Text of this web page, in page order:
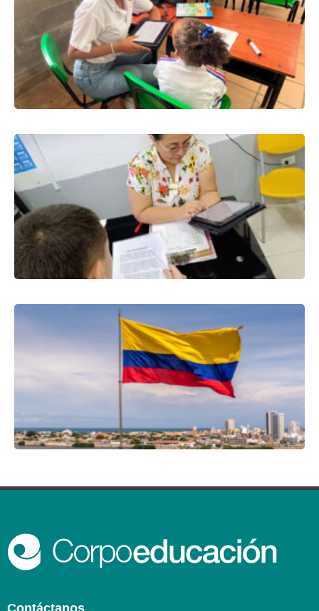
Contáctanos